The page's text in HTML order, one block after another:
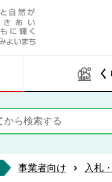
人と自然が響き
事業者向け 入札